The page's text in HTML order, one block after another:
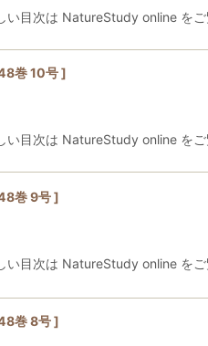
い目次は NatureStudy online
巻 10号 ]
い目次は NatureStudy online
巻 9号 ]
い目次は NatureStudy online
巻 8号 ]